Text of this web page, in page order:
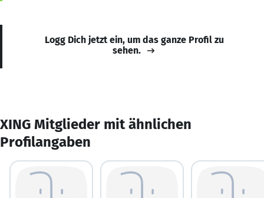
Logg Dich jetzt ein, um das ganze Profil zu
sehen.
XING Mitglieder mit ähnlichen
Profilangaben